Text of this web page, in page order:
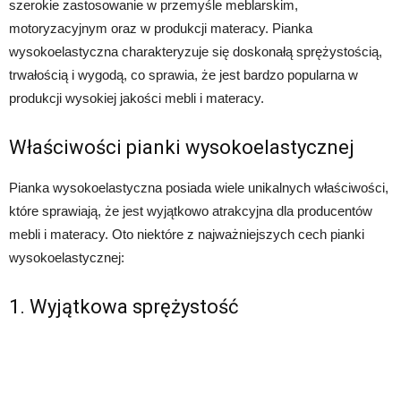
szerokie zastosowanie w przemyśle meblarskim,
motoryzacyjnym oraz w produkcji materacy. Pianka
wysokoelastyczna charakteryzuje się doskonałą sprężystością,
trwałością i wygodą, co sprawia, że jest bardzo popularna w
produkcji wysokiej jakości mebli i materacy.
Właściwości pianki wysokoelastycznej
Pianka wysokoelastyczna posiada wiele unikalnych właściwości,
które sprawiają, że jest wyjątkowo atrakcyjna dla producentów
mebli i materacy. Oto niektóre z najważniejszych cech pianki
wysokoelastycznej:
1. Wyjątkowa sprężystość